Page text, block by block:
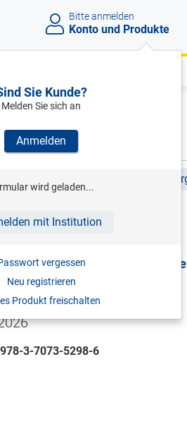
Bitte anmelden
Konto und Produkte
Sie Kunde?
Melden Sie sich an
Anmelden
wird geladen...
mit Institution
vergessen
Neu registrieren
Produkt freischalten
&
978-3-7073-5298-6